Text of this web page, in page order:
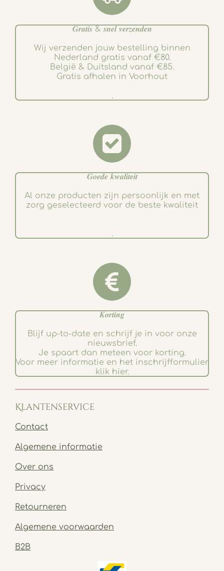
𝑮𝒓𝒂𝒕𝒊𝒔 & 𝒔𝒏𝒆𝒍 𝒗𝒆𝒓𝒛𝒆𝒏𝒅𝒆𝒏
Wij verzenden jouw bestelling binnen
Nederland gratis vanaf €80.
België & Duitsland vanaf €85.
Gratis afhalen in Voorhout
.
𝑮𝒐𝒆𝒅𝒆 𝒌𝒘𝒂𝒍𝒊𝒕𝒆𝒊𝒕
Al onze producten zijn persoonlijk en met
zorg geselecteerd voor de beste kwaliteit
.
𝑲𝒐𝒓𝒕𝒊𝒏𝒈
Blijf up-to-date en schrijf je in voor onze
nieuwsbrief.
Je spaart dan meteen voor korting.
Voor meer informatie en het inschrijfformulier
klik hier.
Klantenservice
Contact
Algemene informatie
Over ons
Privacy
Retourneren
Algemene voorwaarden
B2B